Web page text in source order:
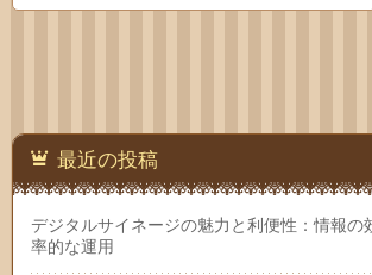
最近の投稿
デジタルサイネージの魅力と利便性：情報の
率的な運用